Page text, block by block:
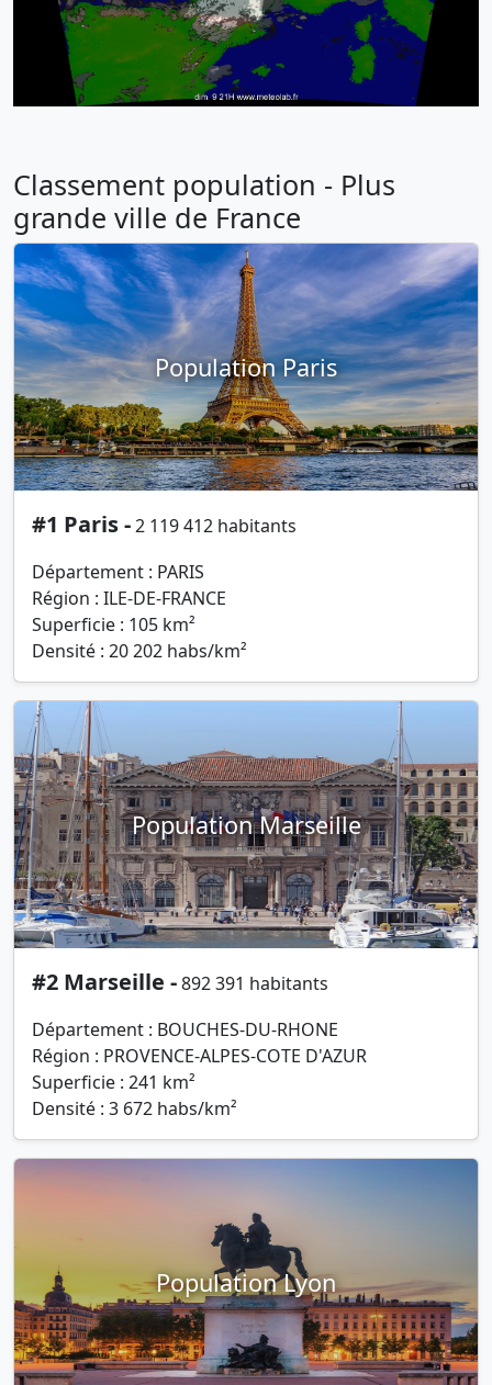
Classement population - Plus
grande ville de France
Population Paris
#1 Paris -2 119 412 habitants
Département : PARIS
Région : ILE-DE-FRANCE
Superficie : 105 km²
Densité : 20 202 habs/km²
Population Marseille
#2 Marseille -892 391 habitants
Département : BOUCHES-DU-RHONE
Région : PROVENCE-ALPES-COTE D'AZUR
Superficie : 241 km²
Densité : 3 672 habs/km²
Population Lyon